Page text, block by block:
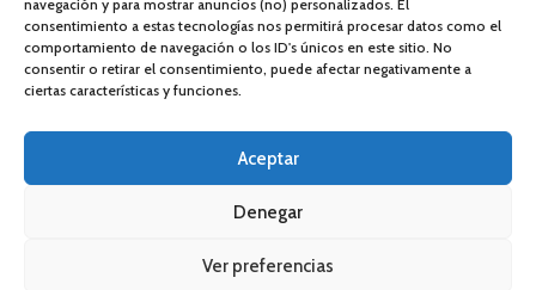
navegación y para mostrar anuncios (no) personalizados. El
consentimiento a estas tecnologías nos permitirá procesar datos como el
comportamiento de navegación o los ID's únicos en este sitio. No
consentir o retirar el consentimiento, puede afectar negativamente a
ciertas características y funciones.
Aceptar
Denegar
Ver preferencias
Powered byDOG Social Intelligence